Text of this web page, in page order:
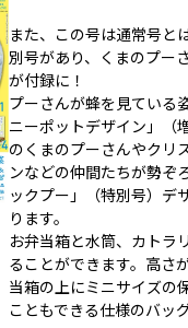
また、この号は通常号と
別号があり、くまのプー
が付録に！
プーさんが蜂を見ている
ニーポットデザイン」（
のくまのプーさんやクリ
ンなどの仲間たちが勢ぞ
ックプー」（特別号）デ
ります。
お弁当箱と水筒、カトラ
ることができます。高さ
当箱の上にミニサイズの
こともできる仕様のバッグ